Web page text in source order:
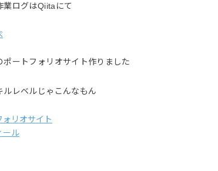
業ログはQiitaにて
ポートフォリオサイト作りました
ルレベルじゃこんなもん
ォリオサイト
ール